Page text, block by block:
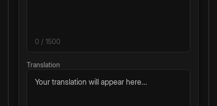
0 / 1500
Translation
Your translation will appear here...